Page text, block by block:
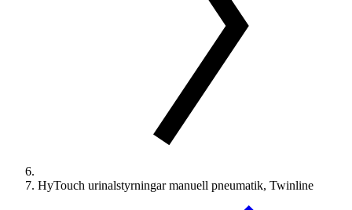
HyTouch urinalstyrningar manuell pneumatik, Twinline